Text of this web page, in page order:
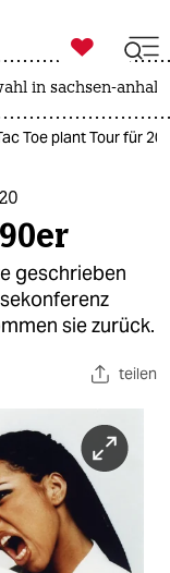

taz zahl ich
in sachsen-anhalt
Toe plant Tour für
geschrieben
sie zurück.
teilen